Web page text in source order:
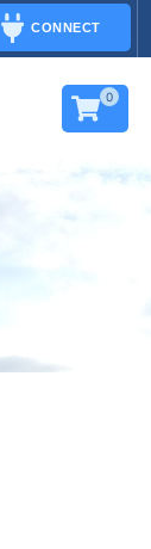
CONNECT
0